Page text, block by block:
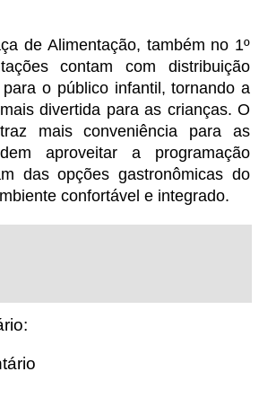
de Alimentação, também no 1º
contam com distribuição
o público infantil, tornando a
divertida para as crianças. O
mais conveniência para as
aproveitar a programação
das opções gastronômicas do
confortável e integrado.